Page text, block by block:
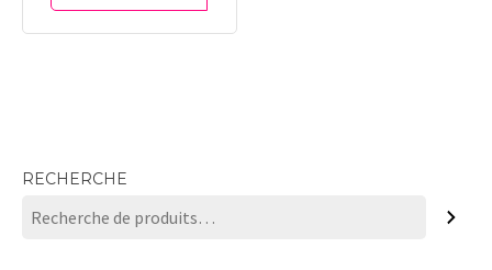
RECHERCHE